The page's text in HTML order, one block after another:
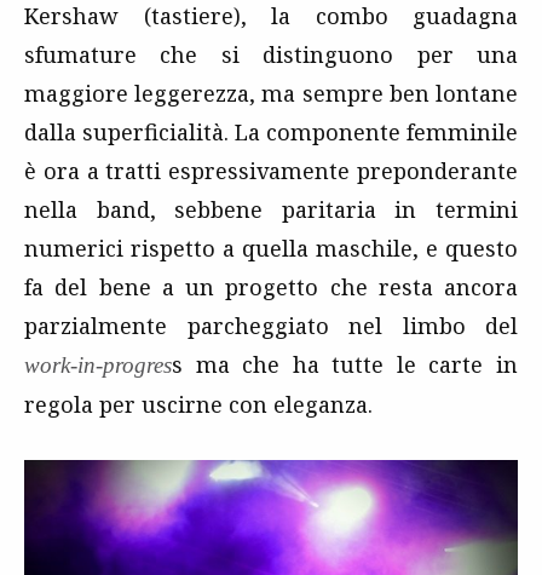
Kershaw (tastiere), la combo guadagna
sfumature che si distinguono per una
maggiore leggerezza, ma sempre ben lontane
dalla superficialità. La componente femminile
è ora a tratti espressivamente preponderante
nella band, sebbene paritaria in termini
numerici rispetto a quella maschile, e questo
fa del bene a un progetto che resta ancora
parzialmente parcheggiato nel limbo del
work-in-progress ma che ha tutte le carte in
regola per uscirne con eleganza.